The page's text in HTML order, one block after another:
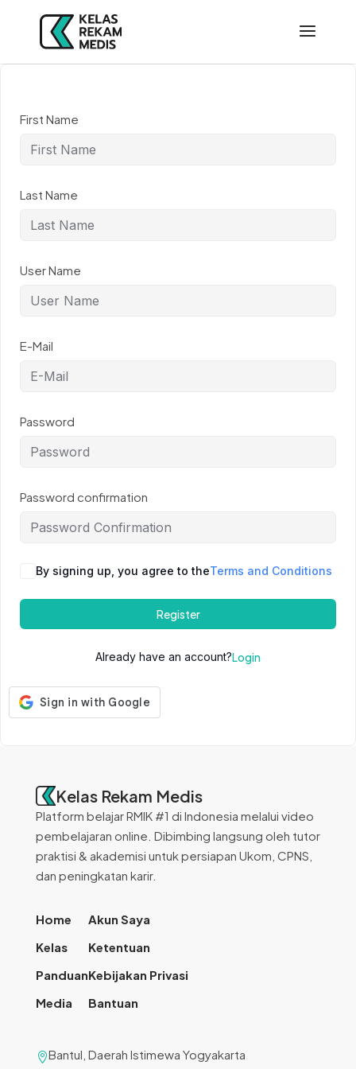
First Name
Last Name
User Name
E-Mail
Password
Password confirmation
By signing up, you agree to theTerms and Conditions
Register
Already have an account?Login
Kelas Rekam Medis
Platform belajar RMIK #1 di Indonesia melalui video
pembelajaran online. Dibimbing langsung oleh tutor
praktisi & akademisi untuk persiapan Ukom, CPNS,
dan peningkatan karir.
Home
Kelas
Panduan
Media
Akun Saya
Ketentuan
Kebijakan Privasi
Bantuan
Bantul, Daerah Istimewa Yogyakarta